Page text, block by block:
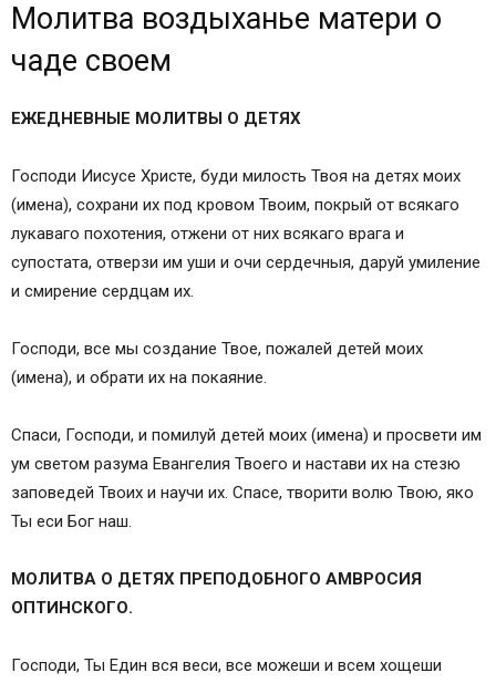
«Взыскание погибших», или «Избавление от бед
страждущих».
Молитва к Ангелу хранителю.
Молитва Ангелу-хранителю.
Святой великомученице Варваре.
Молитвы на разные случаи семейной жизни.
Иные популярные молитвы:
Православная молитва воздыхание матери о
Молитва воздыханье матери о
чаде своем
ЕЖЕДНЕВНЫЕ МОЛИТВЫ О ДЕТЯХ
Господи Иисусе Христе, буди милость Твоя на детях моих
(имена), сохрани их под кровом Твоим, покрый от всякаго
лукаваго похотения, отжени от них всякаго врага и
супостата, отверзи им уши и очи сердечныя, даруй умиление
и смирение сердцам их.
Господи, все мы создание Твое, пожалей детей моих
(имена), и обрати их на покаяние.
Спаси, Господи, и помилуй детей моих (имена) и просвети им
ум светом разума Евангелия Твоего и настави их на стезю
заповедей Твоих и научи их. Спасе, творити волю Твою, яко
Ты еси Бог наш.
МОЛИТВА О ДЕТЯХ ПРЕПОДОБНОГО АМВРОСИЯ
ОПТИНСКОГО.
Господи, Ты Един вся веси, все можеши и всем хощеши